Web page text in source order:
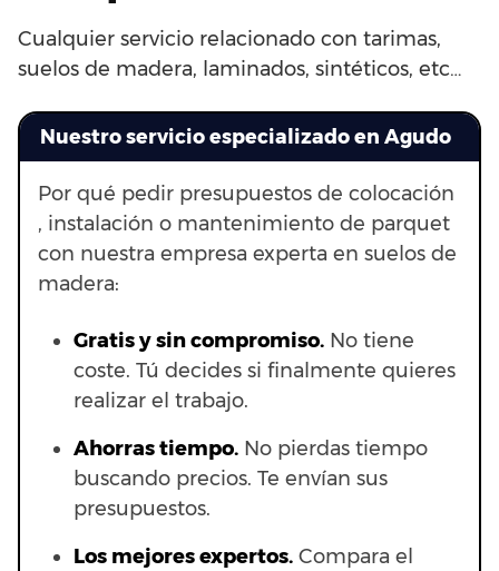
Cualquier servicio relacionado con tarimas,
suelos de madera, laminados, sintéticos, etc…
Nuestro servicio especializado en Agudo
Por qué pedir presupuestos de colocación
, instalación o mantenimiento de parquet
con nuestra empresa experta en suelos de
madera:
Gratis y sin compromiso. No tiene
coste. Tú decides si finalmente quieres
realizar el trabajo.
Ahorras tiempo. No pierdas tiempo
buscando precios. Te envían sus
presupuestos.
Los mejores expertos. Compara el